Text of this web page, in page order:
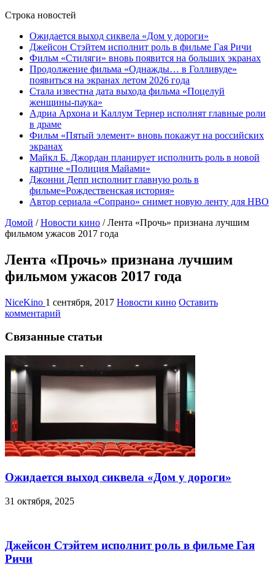
Строка новостей
Ожидается выход сиквела «Дом у дороги»
Джейсон Стэйтем исполнит роль в фильме Гая Ричи
Фильм «Стиляги» вновь появится на больших экранах
Продолжение фильма «Однажды… в Голливуде»
появиться на экранах летом 2026 года
Стала известна дата выхода фильма «Поцелуй
женщины-паука»
Адриа Архона и Каллум Тернер исполнят главные роли
в драме
Фильм «Пятый элемент» вновь покажут на российских
экранах
Майкл Б. Джордан планирует исполнить роль в новой
картине «Полиция Майами»
Джонни Депп исполнит главную роль в
фильме«Рождественская история»
Автор сериала «Сопрано» снимет новую ленту для HBO
Домой / Новости кино / Лента «Прочь» признана лучшим
фильмом ужасов 2017 года
Лента «Прочь» признана лучшим
фильмом ужасов 2017 года
NiceKino 1 сентября, 2017 Новости кино Оставить
комментарий
Связанные статьи
Ожидается выход сиквела «Дом у дороги»
31 октября, 2025
Джейсон Стэйтем исполнит роль в фильме Гая
Ричи